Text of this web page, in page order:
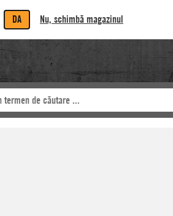
DA Nu, schimbă magazinul